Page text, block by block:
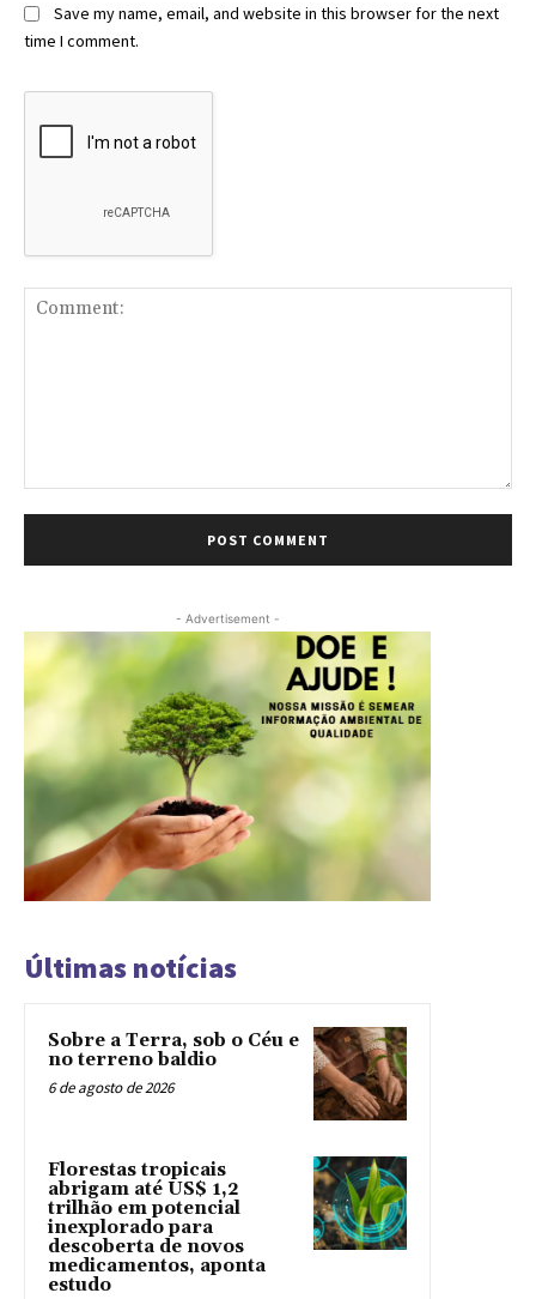
Save my name, email, and website in this browser for the next
time I comment.
- Advertisement -
Últimas notícias
Sobre a Terra, sob o Céu e
no terreno baldio
6 de agosto de 2026
Florestas tropicais
abrigam até US$ 1,2
trilhão em potencial
inexplorado para
descoberta de novos
medicamentos, aponta
estudo